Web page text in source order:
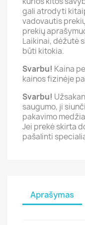
gali atrodyti
vadovautis
prekių
Laikinai, dėžutė
būti kitokia.
Svarbu! Kaina
kainos fizinėje
Svarbu!
saugumo, ji
pakavimo
Jei prekė skirta
pašalinti
Aprašymas